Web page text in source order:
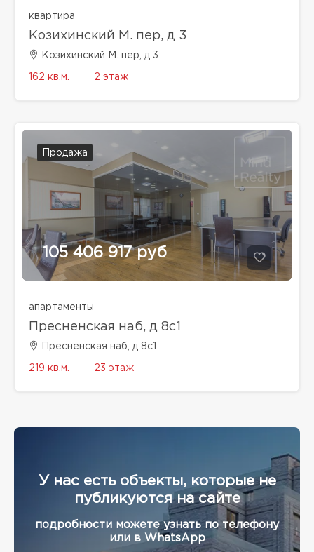
квартира
Козихинский М. пер, д 3
Козихинский М. пер, д 3
162 кв.м. 2 этаж
Продажа
105 406 917 руб
апартаменты
Пресненская наб, д 8с1
Пресненская наб, д 8с1
219 кв.м. 23 этаж
У нас есть объекты, которые не
публикуются на сайте
подробности можете узнать по телефону
или в WhatsApp